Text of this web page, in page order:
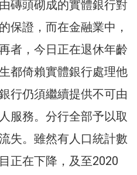
磚頭砌成的實體銀行對
保證，而在金融業中，
者，今日正在退休年齡
都倚賴實體銀行處理他
行仍須繼續提供不可由
服務。分行全部予以取
失。雖然有人口統計數
正在下降，及至2020